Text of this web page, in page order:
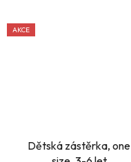
AKCE
Dětská zástěrka, one